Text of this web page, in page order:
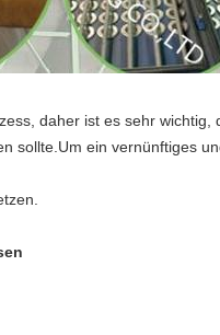
daher ist es sehr wichtig,
sollte.Um ein vernünftiges